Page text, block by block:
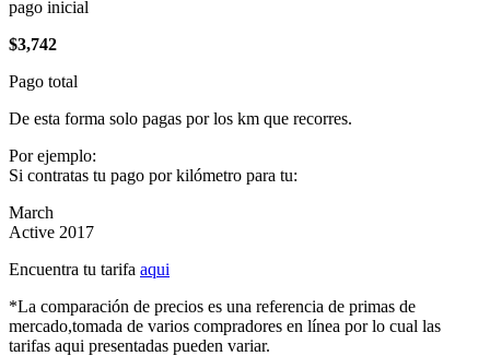
pago inicial
$3,742
Pago total
De esta forma solo pagas por los km que recorres.
Por ejemplo:
Si contratas tu pago por kilómetro para tu:
March
Active 2017
Encuentra tu tarifa aqui
*La comparación de precios es una referencia de primas de
mercado,tomada de varios compradores en línea por lo cual las
tarifas aqui presentadas pueden variar.